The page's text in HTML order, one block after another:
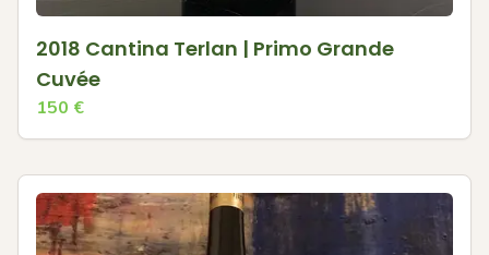
2018 Cantina Terlan | Primo Grande
Cuvée
150 €